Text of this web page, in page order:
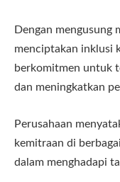
Dengan mengusung
menciptakan inklusi
berkomitmen untuk
dan meningkatkan
Perusahaan
kemitraan di
dalam menghadapi